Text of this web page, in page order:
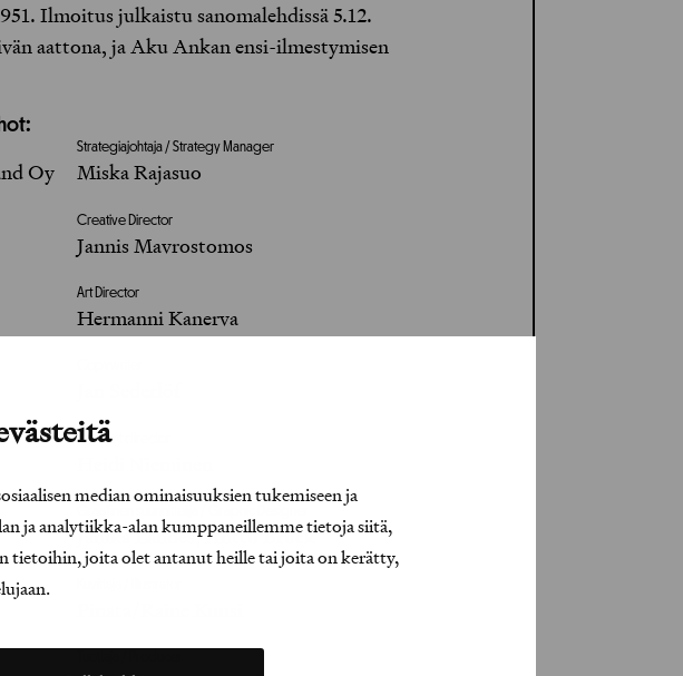
median ominaisuuksien tukemiseen ja
ja analytiikka-alan kumppaneillemme tietoja siitä,
tietoihin, joita olet antanut heille tai joita on kerätty,
Ilmoitus julkaistu sanomalehdissä 5.12.
aattona, ja Aku Ankan ensi-ilmestymisen
Oy
Strategiajohtaja / Strategy Manager
Miska Rajasuo
Creative Director
Jannis Mavrostomos
Art Director
Hermanni Kanerva
Account director
Janika Lähdes, Anttu Brück